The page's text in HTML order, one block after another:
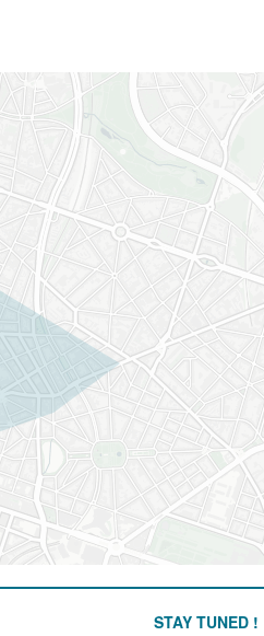
STAY TUNED !